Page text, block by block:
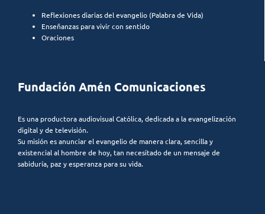
Reflexiones diarias del evangelio (Palabra de Vida)
Enseñanzas para vivir con sentido
Oraciones
Fundación Amén Comunicaciones
Es una productora audiovisual Católica, dedicada a la evangelización
digital y de televisión.
Su misión es anunciar el evangelio de manera clara, sencilla y
existencial al hombre de hoy, tan necesitado de un mensaje de
sabiduría, paz y esperanza para su vida.